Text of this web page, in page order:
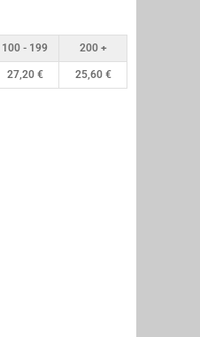
100 - 199 200 +
27,20 € 25,60 €